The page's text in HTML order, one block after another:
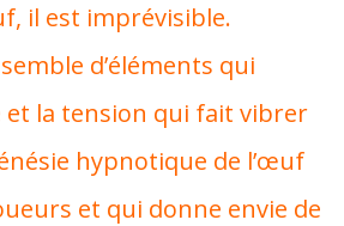
il est imprévisible.
d’éléments qui
et la tension qui fait vibrer
hypnotique de l’œuf
et qui donne envie de